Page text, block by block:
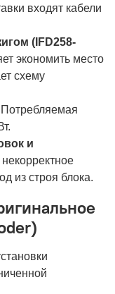
входят кабели
(IFD258-
экономить место
схему
Потребляемая
и
из строя блока.